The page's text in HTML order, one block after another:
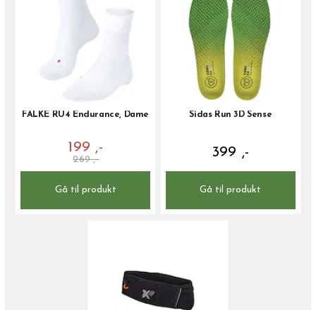
FALKE RU4 Endurance, Dame
199 ,-
269 ,-
Gå til produkt
Sidas Run 3D Sense
399 ,-
Gå til produkt